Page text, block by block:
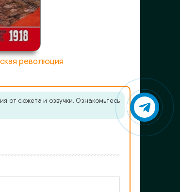
революция
от сюжета и озвучки. Ознакомьтесь